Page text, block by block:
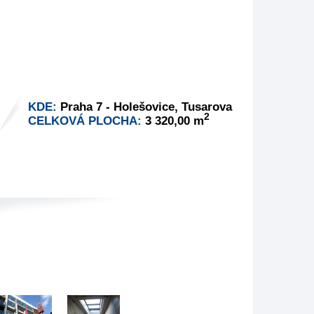
KDE: Praha 7 - Holešovice, Tusarova
CELKOVÁ PLOCHA: 3 320,00 m2